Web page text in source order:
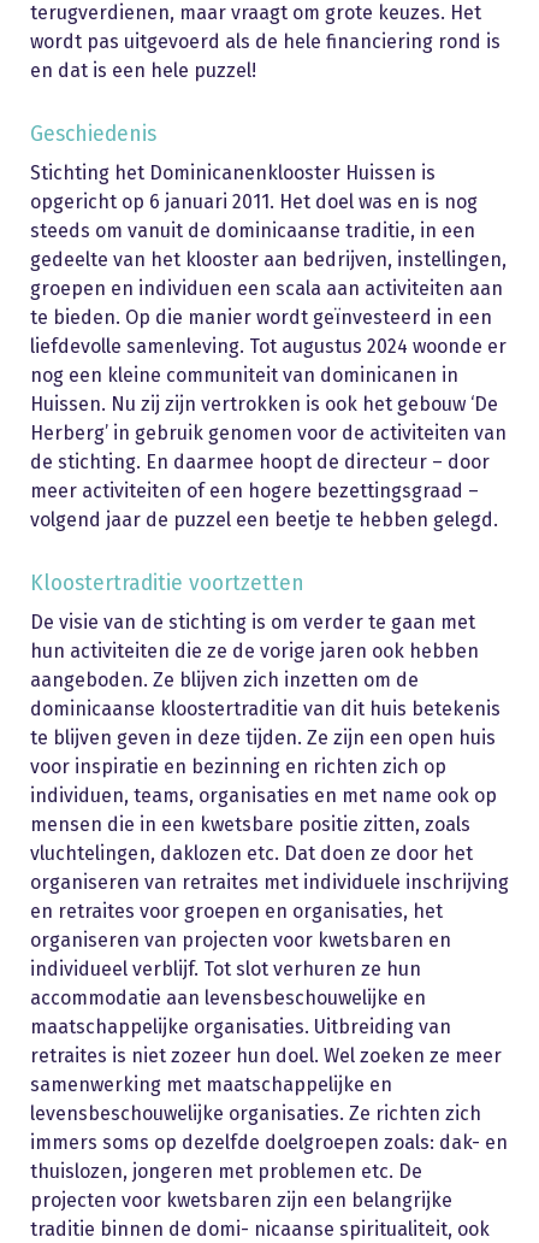
terugverdienen, maar vraagt om grote keuzes. Het
wordt pas uitgevoerd als de hele financiering rond is
en dat is een hele puzzel!
Geschiedenis
Stichting het Dominicanenklooster Huissen is
opgericht op 6 januari 2011. Het doel was en is nog
steeds om vanuit de dominicaanse traditie, in een
gedeelte van het klooster aan bedrijven, instellingen,
groepen en individuen een scala aan activiteiten aan
te bieden. Op die manier wordt geïnvesteerd in een
liefdevolle samenleving. Tot augustus 2024 woonde er
nog een kleine communiteit van dominicanen in
Huissen. Nu zij zijn vertrokken is ook het gebouw ‘De
Herberg’ in gebruik genomen voor de activiteiten van
de stichting. En daarmee hoopt de directeur – door
meer activiteiten of een hogere bezettingsgraad –
volgend jaar de puzzel een beetje te hebben gelegd.
Kloostertraditie voortzetten
De visie van de stichting is om verder te gaan met
hun activiteiten die ze de vorige jaren ook hebben
aangeboden. Ze blijven zich inzetten om de
dominicaanse kloostertraditie van dit huis betekenis
te blijven geven in deze tijden. Ze zijn een open huis
voor inspiratie en bezinning en richten zich op
individuen, teams, organisaties en met name ook op
mensen die in een kwetsbare positie zitten, zoals
vluchtelingen, daklozen etc. Dat doen ze door het
organiseren van retraites met individuele inschrijving
en retraites voor groepen en organisaties, het
organiseren van projecten voor kwetsbaren en
individueel verblijf. Tot slot verhuren ze hun
accommodatie aan levensbeschouwelijke en
maatschappelijke organisaties. Uitbreiding van
retraites is niet zozeer hun doel. Wel zoeken ze meer
samenwerking met maatschappelijke en
levensbeschouwelijke organisaties. Ze richten zich
immers soms op dezelfde doelgroepen zoals: dak- en
thuislozen, jongeren met problemen etc. De
projecten voor kwetsbaren zijn een belangrijke
traditie binnen de domi- nicaanse spiritualiteit, ook